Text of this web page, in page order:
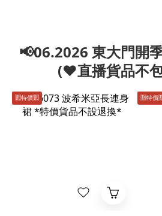
📢06.2026 東大門開
(♥️直播貨品不
🈹️特價🈹️ 🈹️特價